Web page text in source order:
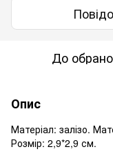
До
Опис
Матеріал: залізо.
Розмір: 2,9*2,9 см.